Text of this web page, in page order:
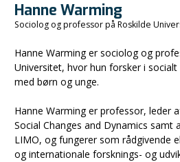
Hanne Warming
Sociolog og professor på Roskilde
Hanne Warming er sociolog og
Universitet, hvor hun forsker i
med børn og unge.
Hanne Warming er professor, leder
Social Changes and Dynamics samt
LIMO, og fungerer som rådgivende
og internationale forsknings- og